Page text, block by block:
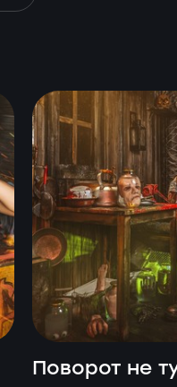
Поворот не